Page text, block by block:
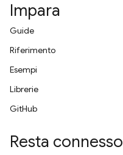
Impara
Guide
Riferimento
Esempi
Librerie
GitHub
Resta connesso